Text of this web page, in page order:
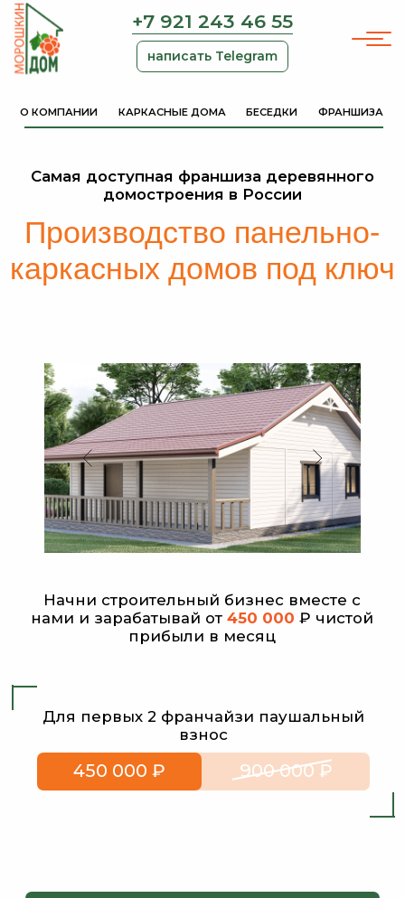
Самая доступная франшиза деревянного
Производство панельно-
каркасных домов под ключ
Начни строительный бизнес вместе с
нами и зарабатывай от450 000₽ чистой
прибыли в месяц
+7 921 243 46 55
написать Telegram
Для первых 2 франчайзи паушальный
взнос
450 000 ₽ 900 000 ₽